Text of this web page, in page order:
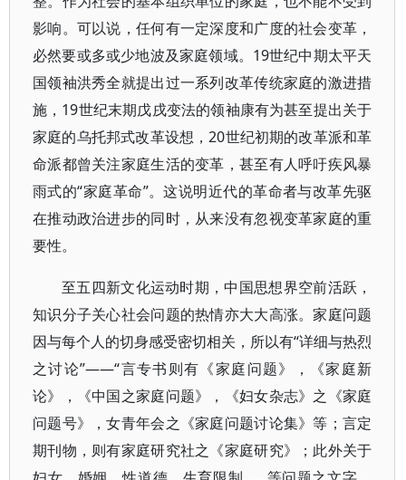
影响。可以说，任何有一定深度和广度的社会变革，
必然要或多或少地波及家庭领域。19世纪中期太平天
国领袖洪秀全就提出过一系列改革传统家庭的激进措
施，19世纪末期戊戌变法的领袖康有为甚至提出关于
家庭的乌托邦式改革设想，20世纪初期的改革派和革
命派都曾关注家庭生活的变革，甚至有人呼吁疾风暴
雨式的“家庭革命”。这说明近代的革命者与改革先驱
在推动政治进步的同时，从来没有忽视变革家庭的重
要性。
至五四新文化运动时期，中国思想界空前活跃，
知识分子关心社会问题的热情亦大大高涨。家庭问题
因与每个人的切身感受密切相关，所以有“详细与热烈
之讨论”——“言专书则有《家庭问题》，《家庭新
论》，《中国之家庭问题》，《妇女杂志》之《家庭
问题号》，女青年会之《家庭问题讨论集》等；言定
期刊物，则有家庭研究社之《家庭研究》；此外关于